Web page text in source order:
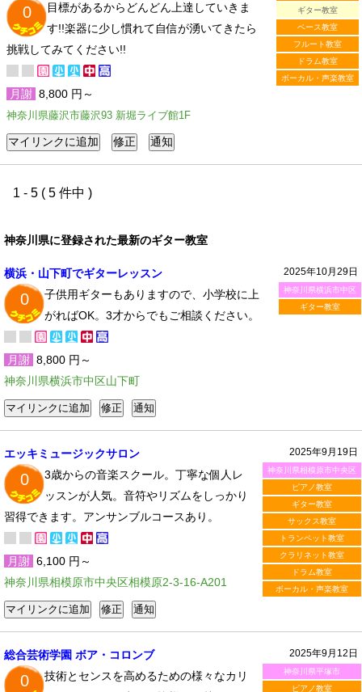
ギター教室
ベース教室
フルート教室
ドラム教室
ボーカル・声楽教室
0
目標があるからどんどん上達していきま
す!!楽器に少し慣れて自信が湧いてきたら
挑戦してみてください!!
月謝 8,800 円～
神奈川県藤沢市藤沢93 新堀ライブ館1F
1 - 5 ( 5 件中 )
神奈川県に登録された最新のギター教室
2025年10月29日
神奈川県横浜市中区
ギター教室
横浜・山下町でギターレッスン
0
子供用ギターもありますので、小学校に上
がればOK。3才からでもご相談ください。
月謝 8,800 円～
神奈川県横浜市中区山下町
2025年9月19日
神奈川県相模原市中央区
ピアノ教室
ギター教室
サックス教室
トランペット教室
クラリネット教室
ドラム教室
ボーカル・声楽教室
エッキミュージックサロン
0
3歳からの音楽スクール。丁寧な個人レ
ッスンが人気。音符やリズムをしっかり
習得できます。アンサンブルコースあり。
月謝 6,100 円～
神奈川県相模原市中央区相模原2-3-16-A201
2025年9月12日
神奈川県平塚市
ピアノ教室
総合芸術学園 ボア・コロンブ
0
技術とセンスを高めるための様々なカリ